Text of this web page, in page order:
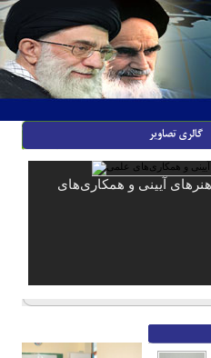
آیینی و همکاری‌های